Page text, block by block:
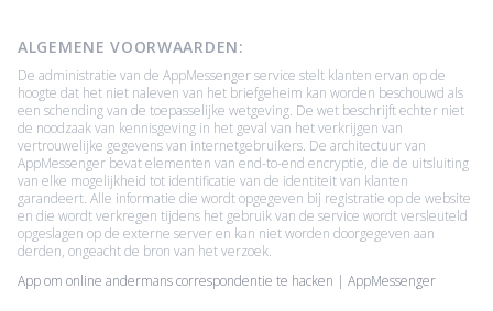
ALGEMENE VOORWAARDEN:
De administratie van de AppMessenger service stelt klanten ervan op de
hoogte dat het niet naleven van het briefgeheim kan worden beschouwd als
een schending van de toepasselijke wetgeving. De wet beschrijft echter niet
de noodzaak van kennisgeving in het geval van het verkrijgen van
vertrouwelijke gegevens van internetgebruikers. De architectuur van
AppMessenger bevat elementen van end-to-end encryptie, die de uitsluiting
van elke mogelijkheid tot identificatie van de identiteit van klanten
garandeert. Alle informatie die wordt opgegeven bij registratie op de website
en die wordt verkregen tijdens het gebruik van de service wordt versleuteld
opgeslagen op de externe server en kan niet worden doorgegeven aan
derden, ongeacht de bron van het verzoek.
App om online andermans correspondentie te hacken | AppMessenger